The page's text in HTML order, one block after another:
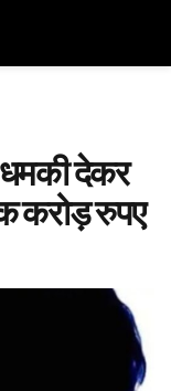
धमकी देकर
करोड़ रुपए